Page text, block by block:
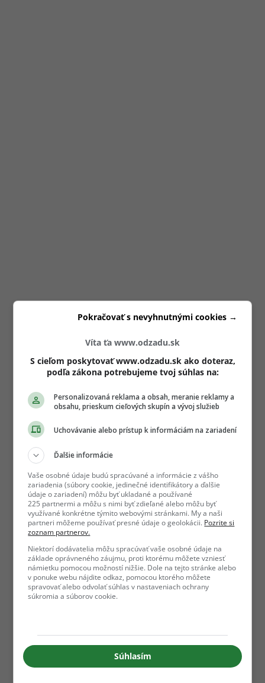
Víta ťa www.odzadu.sk
S cieľom poskytovať www.odzadu.sk ako doteraz,
podľa zákona potrebujeme tvoj súhlas na:
Personalizovaná reklama a obsah, meranie reklamy a
obsahu, prieskum cieľových skupín a vývoj služieb
Uchovávanie alebo prístup k informáciám na zariadení
Ďalšie informácie
Vaše osobné údaje budú spracúvané a informácie z vášho
zariadenia (súbory cookie, jedinečné identifikátory a ďalšie
údaje o zariadení) môžu byť ukladané a používané
225 partnermi a môžu s nimi byť zdieľané alebo môžu byť
využívané konkrétne týmito webovými stránkami. My a naši
partneri môžeme používať presné údaje o geolokácii. Pozrite si
zoznam partnerov.
Niektorí dodávatelia môžu spracúvať vaše osobné údaje na
základe oprávneného záujmu, proti ktorému môžete vzniesť
námietku pomocou možností nižšie. Dole na tejto stránke alebo
v ponuke webu nájdite odkaz, pomocou ktorého môžete
spravovať alebo odvolať súhlas v nastaveniach ochrany
súkromia a súborov cookie.
Súhlasím
Pokračovať s nevyhnutnými cookies →